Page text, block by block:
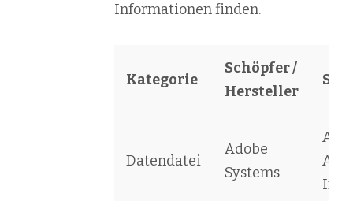
Informationen finden.
Kategorie
Schöpfer /
Hersteller
Datendatei
Adobe
Systems